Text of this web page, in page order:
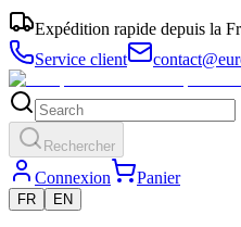
Expédition rapide depuis la
Service client
Rechercher
Connexion Panier
FR EN